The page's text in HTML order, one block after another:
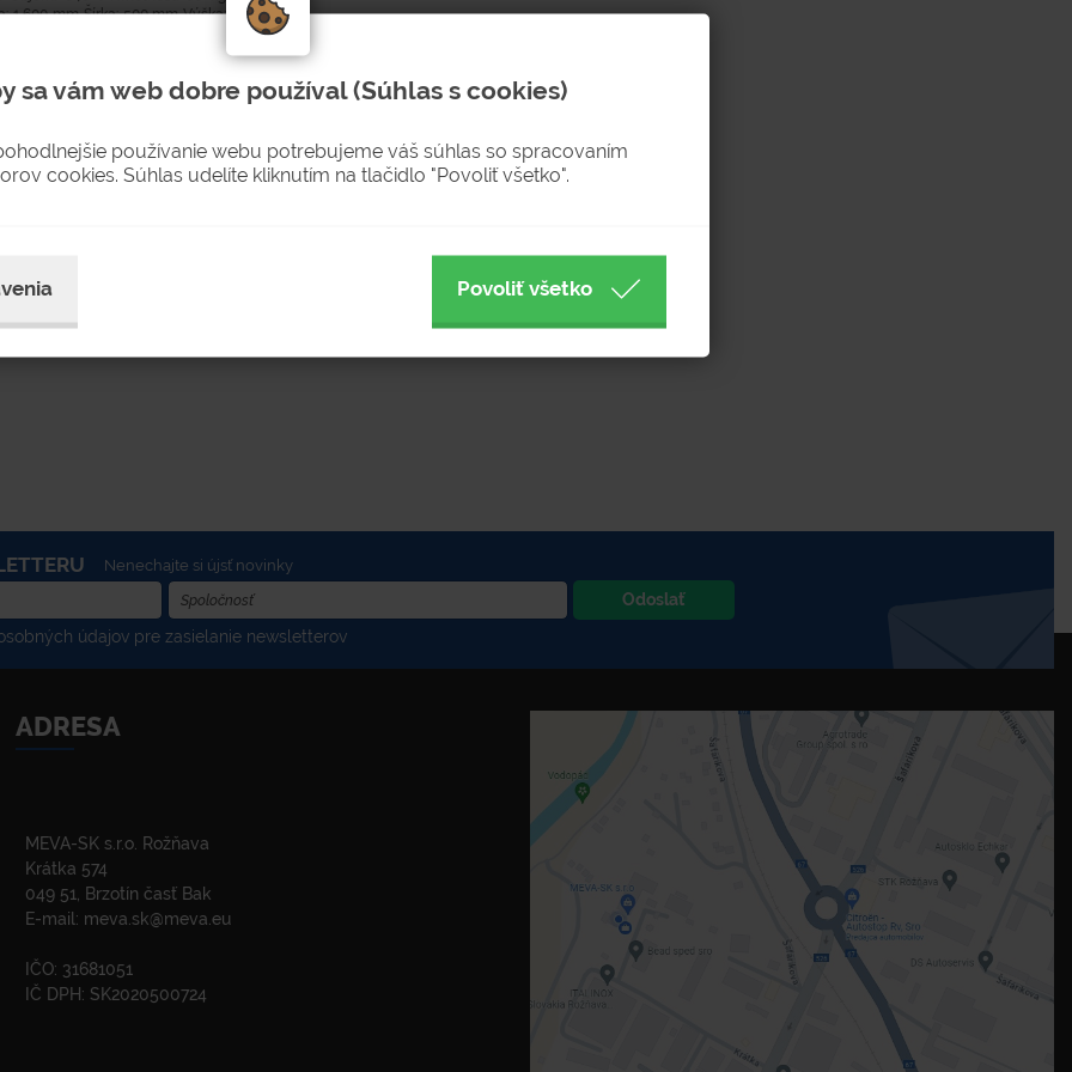
1 600 mm Šírka: 500 mm Výška:
2-4 týždne
Nenechajte si újsť novinky
Odoslať
údajov pre zasielanie newsletterov
ADRESA
MEVA-SK s.r.o. Rožňava
Krátka 574
049 51, Brzotín časť Bak
E-mail: meva.sk@meva.eu
IČO: 31681051
IČ DPH: SK2020500724
sa vám web dobre používal (Súhlas s cookies)
používanie webu potrebujeme váš súhlas so spracovaním
cookies. Súhlas udelíte kliknutím na tlačidlo "Povoliť všetko".
Povoliť všetko